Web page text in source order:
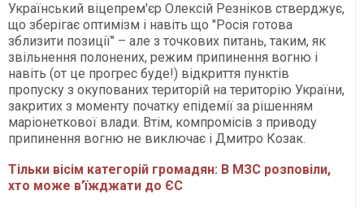
Український віцепрем'єр Олексій Резніков стверджує,
що зберігає оптимізм і навіть що "Росія готова
зблизити позиції" – але з точкових питань, таким, як
звільнення полонених, режим припинення вогню і
навіть (от це прогрес буде!) відкриття пунктів
пропуску з окупованих територій на територію України,
закритих з моменту початку епідемії за рішенням
маріонеткової влади. Втім, компромісів з приводу
припинення вогню не виключає і Дмитро Козак.
Тільки вісім категорій громадян: В МЗС розповіли,
хто може в’їжджати до ЄС